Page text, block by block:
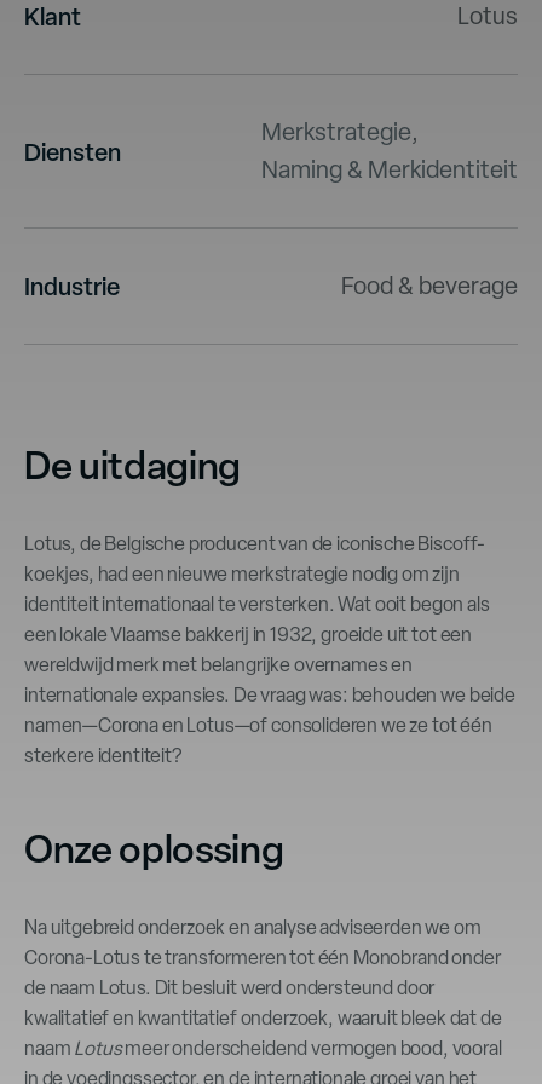
Klant Lotus
Diensten
Merkstrategie,
Naming & Merkidentiteit
Industrie Food & beverage
De uitdaging
Lotus, de Belgische producent van de iconische Biscoff-
koekjes, had een nieuwe merkstrategie nodig om zijn
identiteit internationaal te versterken. Wat ooit begon als
een lokale Vlaamse bakkerij in 1932, groeide uit tot een
wereldwijd merk met belangrijke overnames en
internationale expansies. De vraag was: behouden we beide
namen—Corona en Lotus—of consolideren we ze tot één
sterkere identiteit?
Onze oplossing
Na uitgebreid onderzoek en analyse adviseerden we om
Corona-Lotus te transformeren tot één Monobrand onder
de naam Lotus. Dit besluit werd ondersteund door
kwalitatief en kwantitatief onderzoek, waaruit bleek dat de
naamLotusmeer onderscheidend vermogen bood, vooral
in de voedingssector, en de internationale groei van het